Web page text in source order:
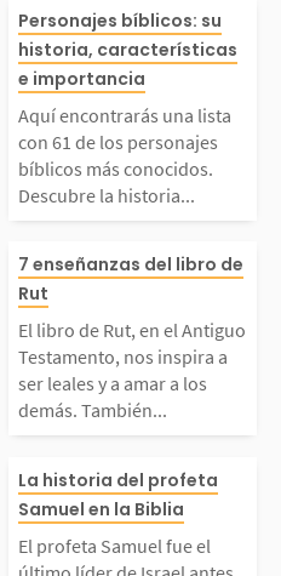
en el
n
un
que,
su su
Aquí
lista con 61 de
sonajes
onocidos.
historia de
nes fueron y
on
Personajes bíblicos: su
historia, características
e importancia
Aquí encontrarás una lista
con 61 de los personajes
bíblicos más conocidos.
Descubre la historia...
de
ella s
El libro de
Antiguo
os inspira a
y a amar a los
También nos
7 enseñanzas del libro de
Rut
El libro de Rut, en el Antiguo
Testamento, nos inspira a
ser leales y a amar a los
demás. También...
más c
El profeta
el último líder
La historia del profeta
Samuel en la Biblia
El profeta Samuel fue el